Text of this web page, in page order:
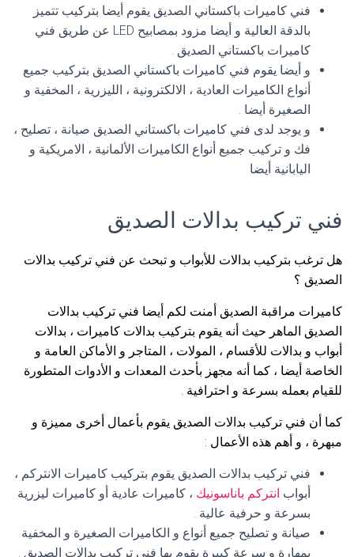
فني كاميرات باكستاني الصديق يقوم أيضا بتركيب تتميز
بالدقة العالية و أيضا مزود بمصابيح LED عن طريق فني
كاميرات باكستاني الصديق .
و أيضا يقوم فني كاميرات باكستاني الصديق بتركيب جميع
أنواع الكاميرات العادية ، الالكترونية ، الليزرية ، المخفية و
الصغيرة أيضا .
و يوجد لدى فني كاميرات باكستاني الصديق صيانة ، تصليح ،
فك و تركيب جميع أنواع الكاميرات الألمانية ، الامريكية و
اليابانية أيضا
فني تركيب بدالات الصديق
هل ترغب بتركيب بدالات للأبواب و تبحث عن فني تركيب بدالات
الصديق ؟
كاميرات مراقبة الصديق أمنت لكم أيضا فني تركيب بدالات
الصديق الماهر حيث أنه يقوم بتركيب بدالات كاميرات ، بدالات
أبواب و بدالات للأقسام ، المولات ، المتاجر و الأماكن العامة و
الخاصة أيضا ، كما أنه مجهز بأحدث المعدات و الأدوات المتطورة
للقيام بعمله بسرعة و احترافية .
كما أن فني تركيب بدالات الصديق يقوم بأعمال أخرى مميزة و
مبهرة ، و أهم هذه الأعمال :
فني تركيب بدالات الصديق يقوم بتركيب كاميرات الانتركم ،
أبواب انتركم باناسونيك ، كاميرات عادية أو كاميرات ليزرية
بسرعة و حرفية عالية .
صيانة و تصليح جميع أنواع و الكاميرات الصغيرة و المخفية
بمهارة و سرعة كبيرة يقوم بها فني تركيب بدالات الصديق .